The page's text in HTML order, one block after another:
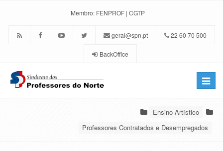
Membro: FENPROF | CGTP
geral@spn.pt 22 60 70 500
BackOffice
Toggle
Ensino Artístico
Professores Contratados e Desempregados